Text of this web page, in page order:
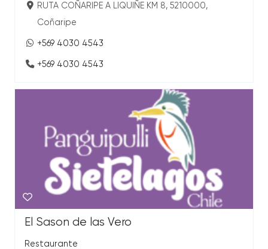
RUTA COÑARIPE A LIQUIÑE KM 8, 5210000,
Coñaripe
+569 4030 4543
+569 4030 4543
El Sason de las Vero
Restaurante